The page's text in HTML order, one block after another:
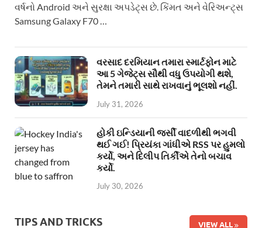
વર્ષનો Android અને સુરક્ષા અપડેટ્સ છે. કિંમત અને વેરિઅન્ટ્સ
Samsung Galaxy F70 …
વરસાદ દરમિયાન તમારા સ્માર્ટફોન માટે
આ 5 ગેજેટ્સ સૌથી વધુ ઉપયોગી થશે,
તેમને તમારી સાથે રાખવાનું ભૂલશો નહીં.
July 31, 2026
હોકી ઇન્ડિયાની જર્સી વાદળીથી ભગવી
થઈ ગઈ! પ્રિયંકા ગાંધીએ RSS પર હુમલો
કર્યો, અને દિલીપ તિર્કીએ તેનો બચાવ
કર્યો.
July 30, 2026
TIPS AND TRICKS VIEW ALL